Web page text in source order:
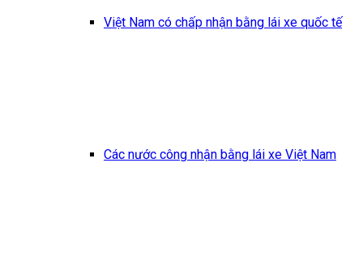
Việt Nam có chấp nhận bằng lái xe quốc tế
Các nước công nhận bằng lái xe Việt Nam